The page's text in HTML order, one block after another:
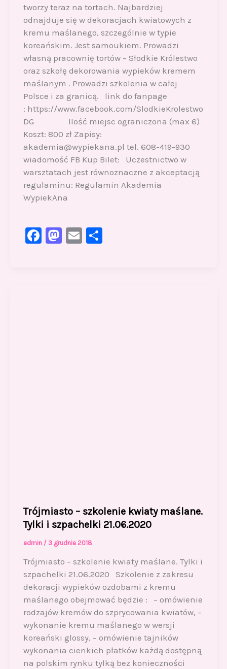
tworzy teraz na tortach. Najbardziej
odnajduje się w dekoracjach kwiatowych z
kremu maślanego, szczególnie w typie
koreańskim. Jest samoukiem. Prowadzi
własną pracownię tortów – Słodkie Królestwo
oraz szkołę dekorowania wypieków kremem
maślanym . Prowadzi szkolenia w całej
Polsce i za granicą. link do fanpage
: https://www.facebook.com/SlodkieKrolestwo
DG Ilość miejsc ograniczona (max 6)
Koszt: 800 zł Zapisy:
akademia@wypiekana.pl tel. 608-419-930
wiadomość FB Kup Bilet: Uczestnictwo w
warsztatach jest równoznaczne z akceptacją
regulaminu: Regulamin Akademia
WypiekAna
F
M E S
Trójmiasto – szkolenie kwiaty maślane.
Tylki i szpachelki 21.06.2020
admin / 3 grudnia 2018
Trójmiasto – szkolenie kwiaty maślane. Tylki i
szpachelki 21.06.2020 Szkolenie z zakresu
dekoracji wypieków ozdobami z kremu
maślanego obejmować będzie : – omówienie
rodzajów kremów do szprycowania kwiatów, –
wykonanie kremu maślanego w wersji
koreański glossy, – omówienie tajników
wykonania cienkich płatków każdą dostępną
na polskim rynku tylką bez konieczności